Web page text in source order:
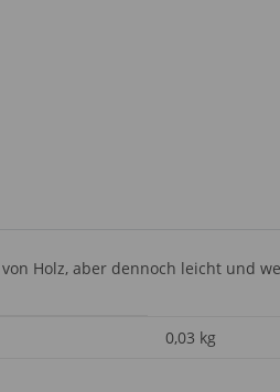
Holz, aber dennoch leicht und
0,03 kg